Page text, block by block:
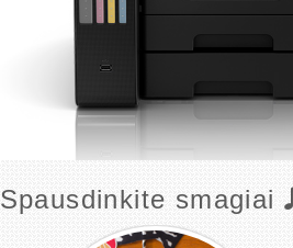
Spausdinkite smagiai